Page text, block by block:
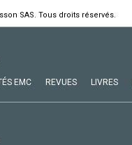
SAS. Tous droits réservés.
EMC REVUES LIVRES